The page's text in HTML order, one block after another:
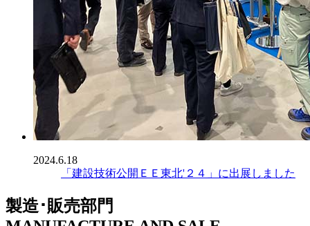
2024.6.18
「建設技術公開ＥＥ東北'２４」に出展しました
製造･販売部門